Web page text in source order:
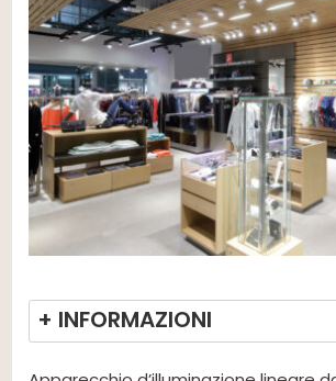
+ INFORMAZIONI